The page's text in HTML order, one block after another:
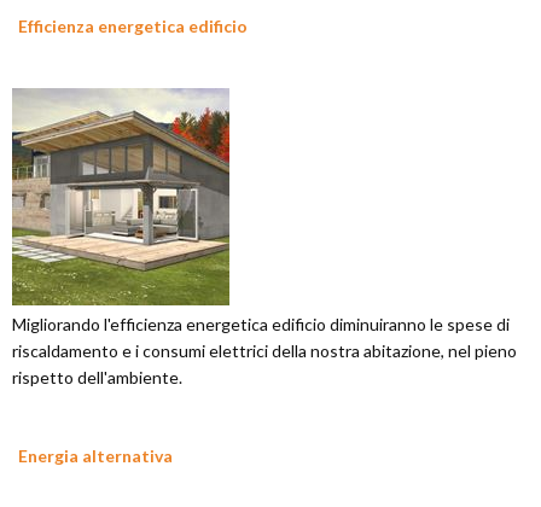
Efficienza energetica edificio
Migliorando l'efficienza energetica edificio diminuiranno le spese di
riscaldamento e i consumi elettrici della nostra abitazione, nel pieno
rispetto dell'ambiente.
Energia alternativa